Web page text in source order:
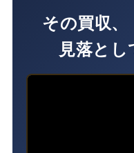
その買収、
見落とし